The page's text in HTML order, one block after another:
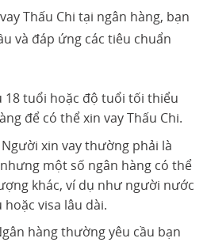
Thấu Chi tại ngân hàng, bạn
và đáp ứng các tiêu chuẩn
18 tuổi hoặc độ tuổi tối thiểu
để có thể xin vay Thấu Chi.
xin vay thường phải là
một số ngân hàng có thể
khác, ví dụ như người nước
visa lâu dài.
hàng thường yêu cầu bạn